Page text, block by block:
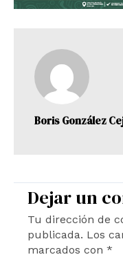
Boris González
Dejar un
Tu dirección de
publicada. Los
marcados con *